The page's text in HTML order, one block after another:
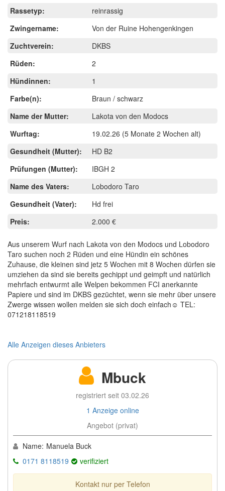
Rassetyp:
reinrassig
Zwingername:
Von der Ruine Hohengenkingen
Zuchtverein:
DKBS
Rüden:
2
Hündinnen:
1
Farbe(n):
Braun / schwarz
Name der Mutter:
Lakota von den Modocs
Wurftag:
19.02.26 (5 Monate 2 Wochen alt)
Gesundheit (Mutter):
HD B2
Prüfungen (Mutter):
IBGH 2
Name des Vaters:
Lobodoro Taro
Gesundheit (Vater):
Hd frei
Preis:
2.000 €
Aus unserem Wurf nach Lakota von den Modocs und Lobodoro
Taro suchen noch 2 Rüden und eine Hündin ein schönes
Zuhause, die kleinen sind jetz 5 Wochen mit 8 Wochen dürfen sie
umziehen da sind sie bereits gechippt und geimpft und natürlich
mehrfach entwurmt alle Welpen bekommen FCI anerkannte
Papiere und sind im DKBS gezüchtet, wenn sie mehr über unsere
Zwerge wissen wollen melden sie sich doch einfach☺️ TEL:
071218118519
Alle Anzeigen dieses Anbieters
Mbuck
registriert seit 03.02.26
1 Anzeige online
Angebot (privat)
Name: Manuela Buck
0171 8118519
verifiziert
Kontakt nur per Telefon